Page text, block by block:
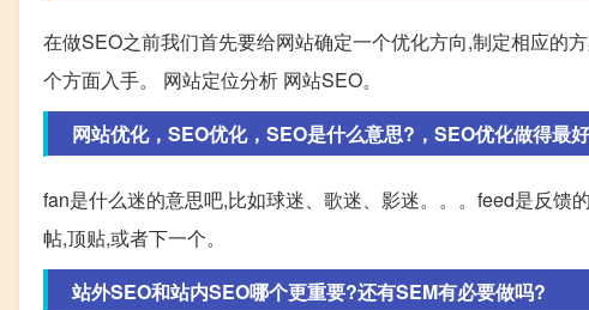
在做SEO之前我们首先要给网站确定一个优化方向,制定相应的
个方面入手。 网站定位分析 网站SEO。
网站优化，SEO优化，SEO是什么意思?，SEO优化做得最
fan是什么迷的意思吧,比如球迷、歌迷、影迷。。。feed是反
帖,顶贴,或者下一个。
站外SEO和站内SEO哪个更重要?还有SEM有必要做吗?